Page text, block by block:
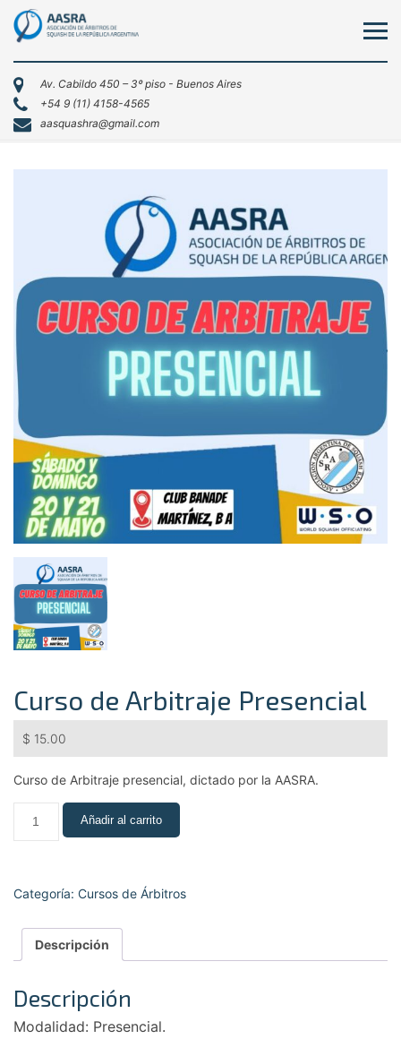
Av. Cabildo 450 – 3º piso - Buenos Aires
+54 9 (11) 4158-4565
aasquashra@gmail.com
Curso de Arbitraje Presencial
$ 15.00
Curso de Arbitraje presencial, dictado por la AASRA.
Añadir al carrito
Categoría: Cursos de Árbitros
Descripción
Descripción
Modalidad: Presencial.